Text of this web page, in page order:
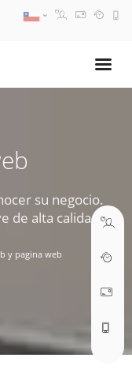
su negocio.
de alta calidad.
y pagina web